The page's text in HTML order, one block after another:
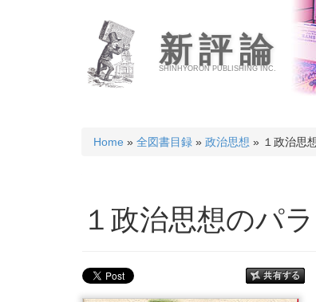
新評論
SHINHYORON PUBLISHING INC.
Home » 全図書目録 » 政治思想 » １政治思
１政治思想のパ